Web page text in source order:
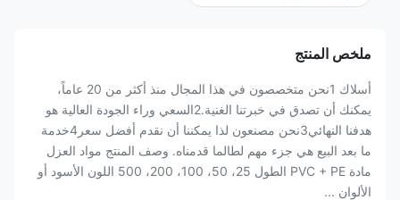
ملخص المنتج
أسلاك 1نحن متخصصون في هذا المجال منذ أكثر من 20 عاماً،
يمكنك أن تصدق في خبرتنا الغنية.2السعي وراء الجودة العالية هو
هدفنا النهائي3نحن مصنعون لذا يمكننا أن نقدم أفضل سعر4خدمة
ما بعد البيع هي جزء مهم لطالما قدمناه. وصف المنتج مواد العزل
مادة PVC + PE الطول 25، 50، 100، 200، 500 اللون الأسود أو
الألوان ...